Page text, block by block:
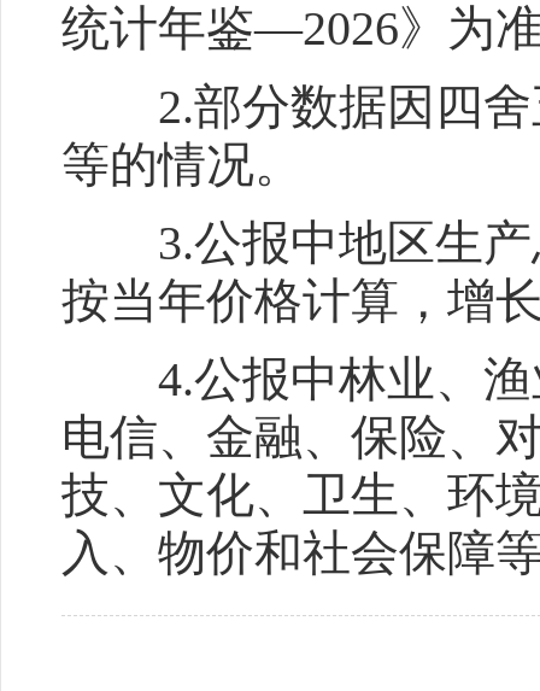
统计年鉴—2026》为
2.部分数据因四舍
等的情况。
3.公报中地区生产
按当年价格计算，增
4.公报中林业、渔
电信、金融、保险、
技、文化、卫生、环
入、物价和社会保障